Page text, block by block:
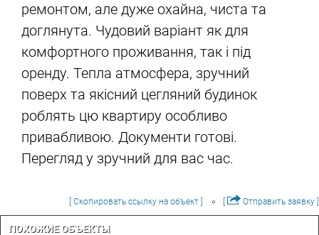
ремонтом, але дуже охайна, чиста та
доглянута. Чудовий варіант як для
комфортного проживання, так і під
оренду. Тепла атмосфера, зручний
поверх та якісний цегляний будинок
роблять цю квартиру особливо
привабливою. Документи готові.
Перегляд у зручний для вас час.
[ Скопировать ссылку на объект ] Отправить заявку ]
ПОХОЖИЕ ОБЪЕКТЫ